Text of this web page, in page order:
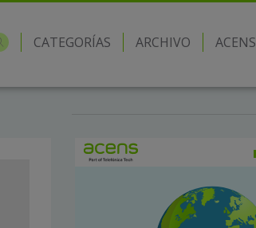
CATEGORÍAS ARCHIVO ACENS